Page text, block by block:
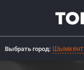
Выбрать город: Шымкент